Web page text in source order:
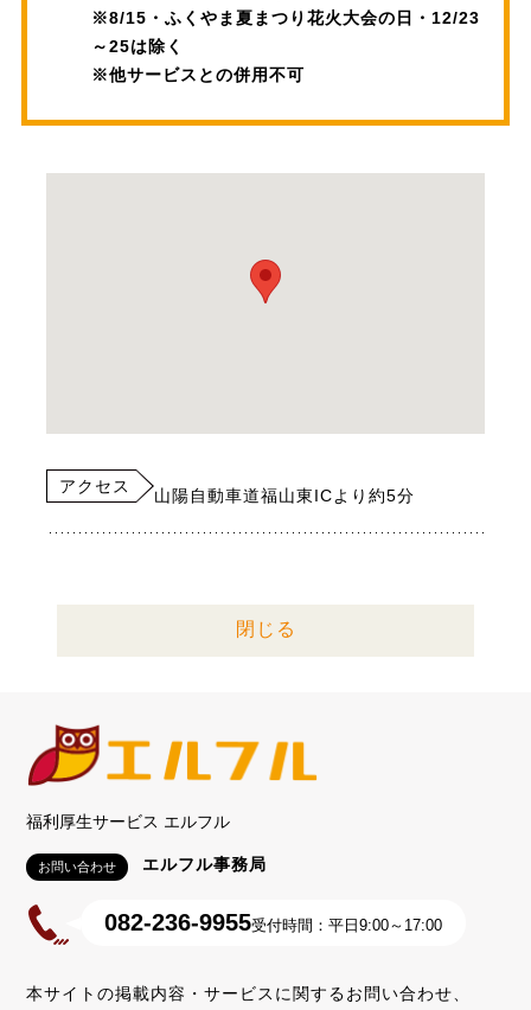
※8/15・ふくやま夏まつり花火大会の日・12/23
～25は除く
※他サービスとの併用不可
アクセス 山陽自動車道福山東ICより約5分
閉じる
福利厚生サービス エルフル
お問い合わせ エルフル事務局
082-236-9955受付時間：平日9:00～17:00
本サイトの掲載内容・サービスに関するお問い合わせ、